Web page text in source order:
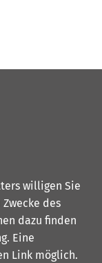
willigen Sie
des
dazu finden
. Eine
Link möglich.